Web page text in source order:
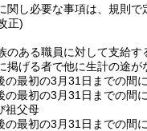
し必要な事項は、規則で
正)
のある職員に対して支給す
掲げる者で他に生計の途
の最初の3月31日までの間
の最初の3月31日までの間
祖父母
の最初の3月31日までの間